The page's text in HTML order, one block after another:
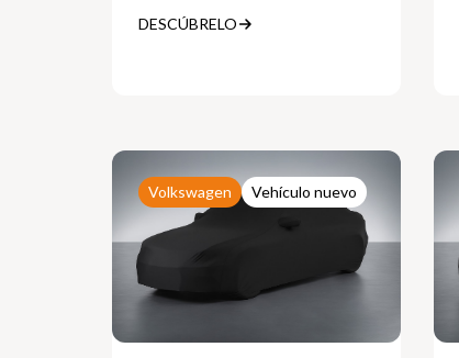
DESCÚBRELO
Volkswagen Vehículo nuevo